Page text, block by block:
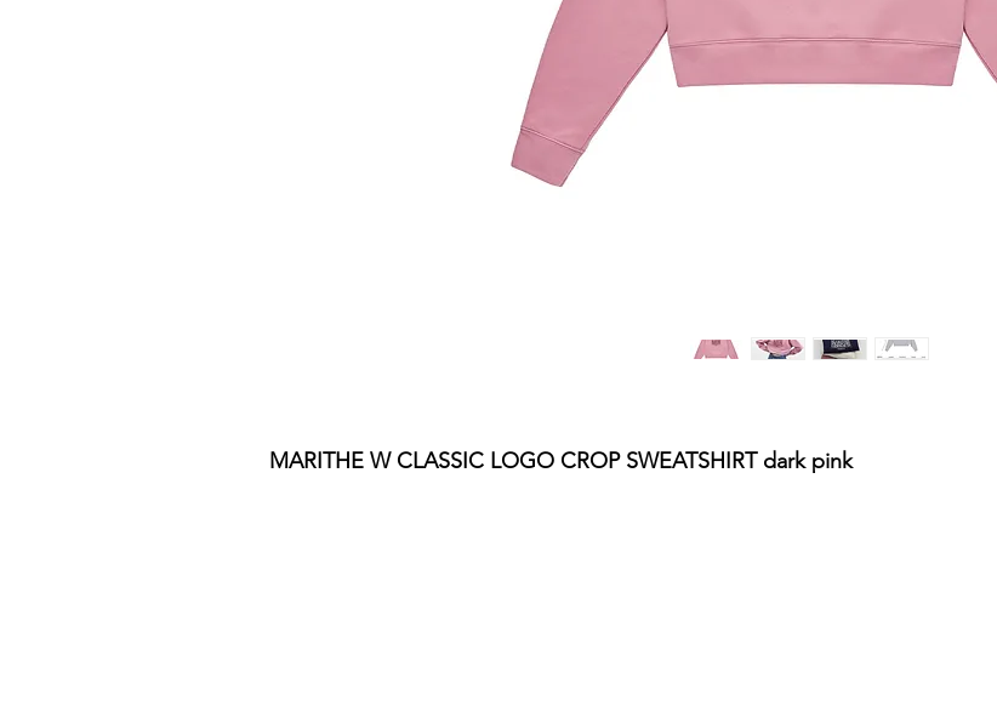
MARITHE W CLASSIC LOGO CROP SWEATSHIRT dark pink